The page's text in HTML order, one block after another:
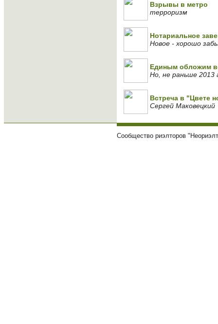
Взрывы в метро
терроризм
Нотариальное
Новое - хорошо
Единым обложим
Но, не раньше 2013
Встреча в "Цвете
Сергей Маковецкий
Сообщество риэлторов